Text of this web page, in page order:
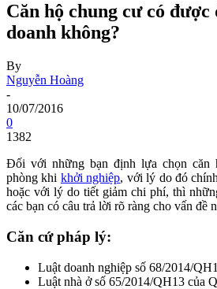
Căn hộ chung cư có
doanh không?
By
Nguyễn Hoàng
-
10/07/2016
0
1382
Đối với những bạn định lựa chọn căn
phòng khi khởi nghiệp, với lý do đó
hoặc với lý do tiết giảm chi phí, thì
các bạn có câu trả lời rõ ràng cho vấn đề
Căn cứ pháp lý:
Luật doanh nghiệp số 68/2014/
Luật nhà ở số 65/2014/QH13 của